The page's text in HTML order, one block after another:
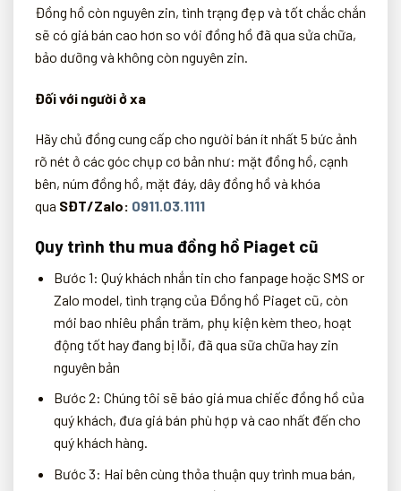
Đồng hồ còn nguyên zin, tình trạng đẹp và tốt chắc chắn
sẽ có giá bán cao hơn so với đồng hồ đã qua sửa chữa,
bảo dưỡng và không còn nguyên zin.
Đối với người ở xa
Hãy chủ đồng cung cấp cho người bán ít nhất 5 bức ảnh
rõ nét ở các góc chụp cơ bản như: mặt đồng hồ, cạnh
bên, núm đồng hồ, mặt đáy, dây đồng hồ và khóa
qua SĐT/Zalo: 0911.03.1111
Quy trình thu mua đồng hồ Piaget cũ
Bước 1: Quý khách nhắn tin cho fanpage hoặc SMS or
Zalo model, tình trạng của Đồng hồ Piaget cũ, còn
mới bao nhiêu phần trăm, phụ kiện kèm theo, hoạt
động tốt hay đang bị lỗi, đã qua sữa chữa hay zin
nguyên bản
Bước 2: Chúng tôi sẽ báo giá mua chiếc đồng hồ của
quý khách, đưa giá bán phù hợp và cao nhất đến cho
quý khách hàng.
Bước 3: Hai bên cùng thỏa thuận quy trình mua bán,